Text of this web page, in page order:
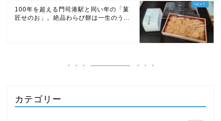
100年を超える門司港駅と同い年の「菓
匠せのお」。絶品わらび餅は一生のう...
カテゴリー